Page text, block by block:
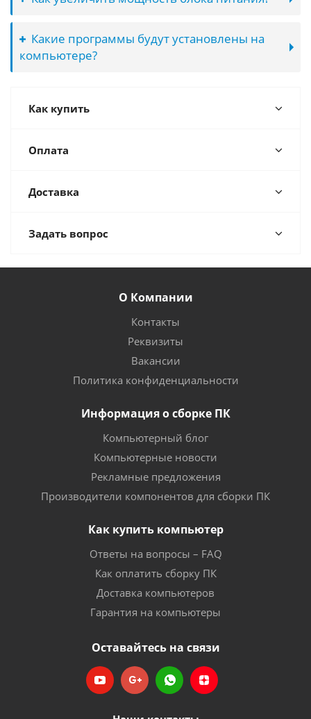
Какие программы будут установлены на
компьютере?
Как купить
Оплата
Доставка
Задать вопрос
О Компании
Контакты
Реквизиты
Вакансии
Политика конфиденциальности
Информация о сборке ПК
Компьютерный блог
Компьютерные новости
Рекламные предложения
Производители компонентов для сборки ПК
Как купить компьютер
Ответы на вопросы – FAQ
Как оплатить сборку ПК
Доставка компьютеров
Гарантия на компьютеры
Оставайтесь на связи